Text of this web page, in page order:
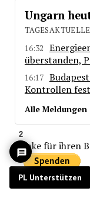
Ungarn
16:32
überstanden,
16:17
Kontrollen fest
Alle
Danke für ihren
2
PL Unterstützen